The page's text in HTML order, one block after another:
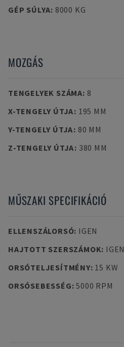
GÉP SÚLYA: 8000 KG
MOZGÁS
TENGELYEK SZÁMA: 8
X-TENGELY ÚTJA: 195 MM
Y-TENGELY ÚTJA: 80 MM
Z-TENGELY ÚTJA: 380 MM
MŰSZAKI SPECIFIKÁCIÓ
ELLENSZÁLORSÓ: IGEN
HAJTOTT SZERSZÁMOK: IGEN
ORSÓTELJESÍTMÉNY: 15 KW
ORSÓSEBESSÉG:5000 RPM